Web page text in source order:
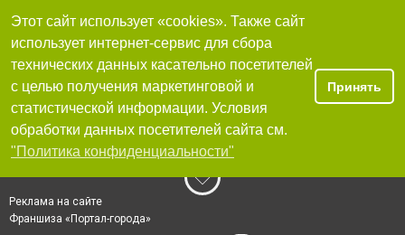
Этот сайт использует «cookies». Также сайт
использует интернет-сервис для сбора
технических данных касательно посетителей
с целью получения маркетинговой и
статистической информации. Условия
обработки данных посетителей сайта см.
"Политика конфиденциальности"
Принять
Реклама на сайте
Франшиза «Портал-города»